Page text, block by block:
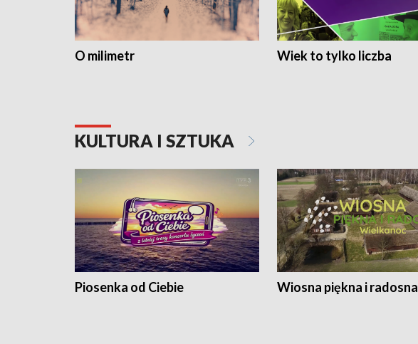
O milimetr Wiek to tylko liczba
KULTURA I SZTUKA
Piosenka od Ciebie Wiosna piękna i radosna